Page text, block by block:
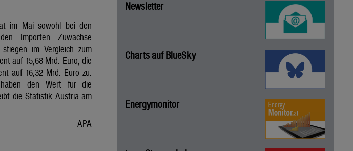
im Mai sowohl bei den
Importen Zuwächse
im Vergleich zum
auf 15,68 Mrd. Euro, die
auf 16,32 Mrd. Euro zu.
haben den Wert für die
die Statistik Austria am
APA
Newsletter
Charts auf BlueSky
Energymonitor